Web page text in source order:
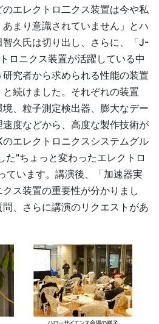
エレクトロ二クス装置は今や私
まり意識されていません」とハ
智久氏は切り出し、さらに、「J-
ロニクス装置が活躍している中
究者から求められる性能の装置
続けました。それぞれの装置
、粒子測定検出器、膨大なデー
度などから、高度な製作技術が
エレクトロニクスシステムグル
た"ちょっと変わったエレクトロ
ています。講演後、「加速器実
ス装置の重要性が分かりまし
、さらに講演のリクエストがあ